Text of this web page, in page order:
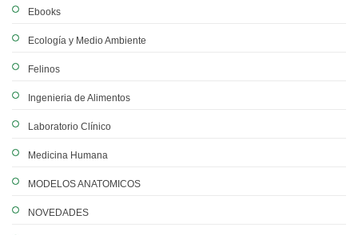
Ebooks
Ecología y Medio Ambiente
Felinos
Ingenieria de Alimentos
Laboratorio Clínico
Medicina Humana
MODELOS ANATOMICOS
NOVEDADES